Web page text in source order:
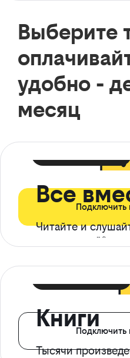
Выберите
удобно -
месяц
Все
Читайте и
ограничений*
Подключить
Книги
Тысячи
Подключить